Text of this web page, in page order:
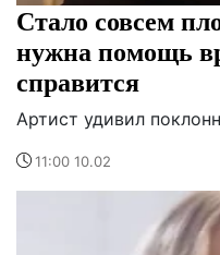
Стало совсем
нужна помощь
справится
Артист удивил
11:00 10.02